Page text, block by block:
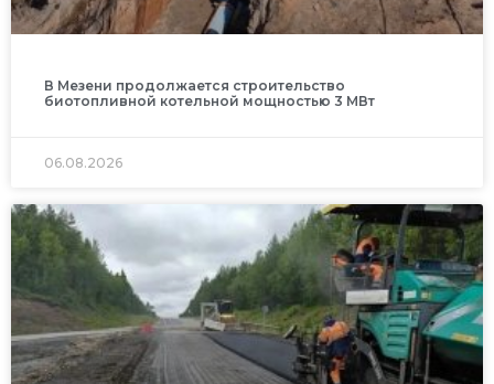
В Мезени продолжается строительство
биотопливной котельной мощностью 3 МВт
06.08.2026